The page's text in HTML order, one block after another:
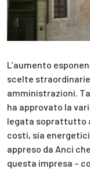
L’aumento
scelte
amministrazioni.
ha approvato la
legata soprattutto
costi, sia
appreso da Anci
questa impresa –